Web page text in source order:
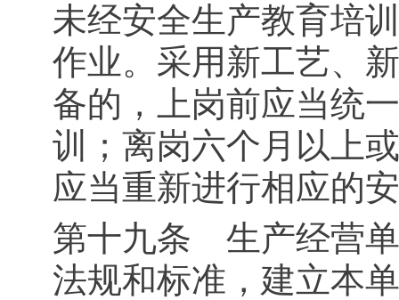
未经安全生产教育培
作业。采用新工艺、
备的，上岗前应当统
训；离岗六个月以上
应当重新进行相应的
第十九条 生产经营
法规和标准，建立本